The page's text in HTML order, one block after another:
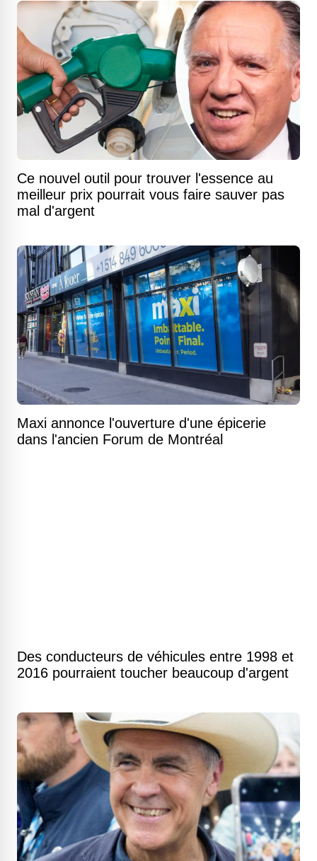
Ce nouvel outil pour trouver l'essence au
meilleur prix pourrait vous faire sauver pas
mal d'argent
Maxi annonce l'ouverture d'une épicerie
dans l'ancien Forum de Montréal
Des conducteurs de véhicules entre 1998 et
2016 pourraient toucher beaucoup d'argent